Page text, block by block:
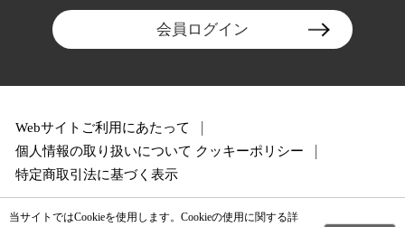
会員ログイン
Webサイトご利用にあたって
個人情報の取り扱いについて クッキーポリシー
特定商取引法に基づく表示
当サイトではCookieを使用します。Cookieの使用に関する詳